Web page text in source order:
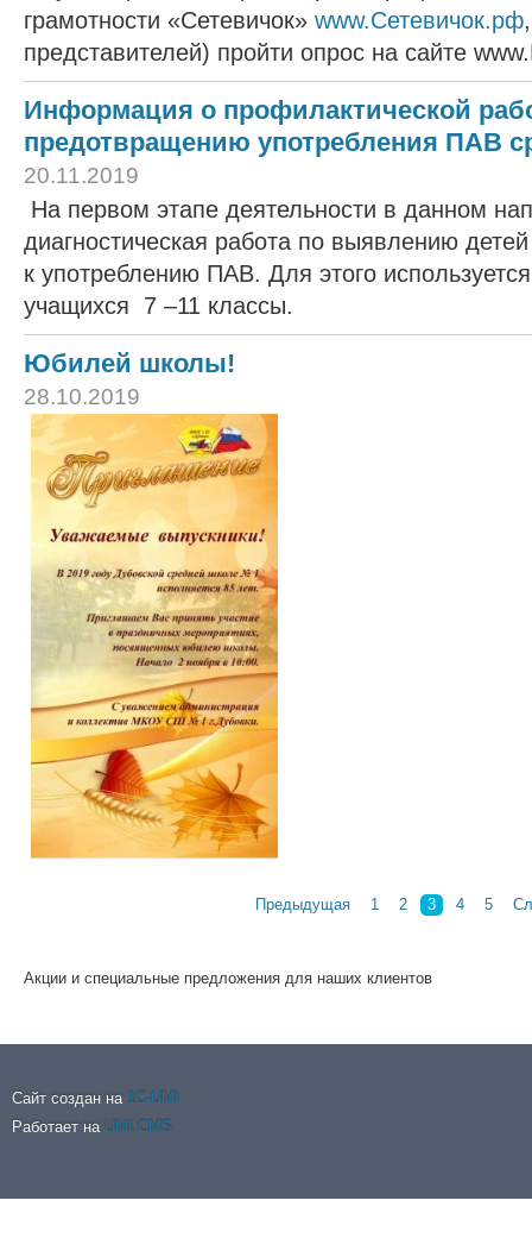
грамотности «Сетевичок» www.Сетевичок.рф
представителей) пройти опрос на сайте
Информация о профилактической
предотвращению употребления ПАВ
20.11.2019
На первом этапе деятельности в данном
диагностическая работа по выявлению
к употреблению ПАВ. Для этого
учащихся 7 –11 классы.
Юбилей школы!
28.10.2019
Предыдущая 1 2 3 4 5
Акции и специальные предложения для наших клиентов
Сайт создан на 1C-UMI
Работает на UMI.CMS